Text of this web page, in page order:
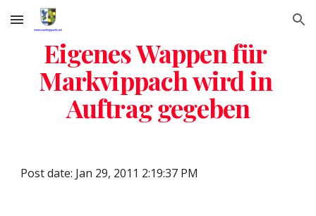
Skip to main content Skip to navigation
Eigenes Wappen für
Markvippach wird in
Auftrag gegeben
Post date: Jan 29, 2011 2:19:37 PM